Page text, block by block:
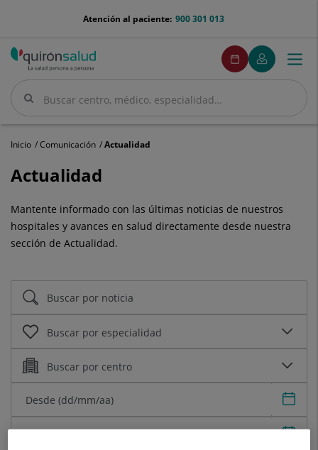
menu-
900 301 013
Atención al paciente:
Buscar
Buscar
menuPedirCita
Pedir
cita
Mi
Quirónsalud
Menú
Inicio Comunicación Actualidad
Actualidad
Actualidad
Mantente informado con las últimas noticias de nuestros
hospitales y avances en salud directamente desde nuestra
sección de Actualidad.